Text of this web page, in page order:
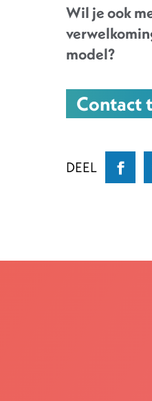
Wil je ook
model?
Contact
DEEL